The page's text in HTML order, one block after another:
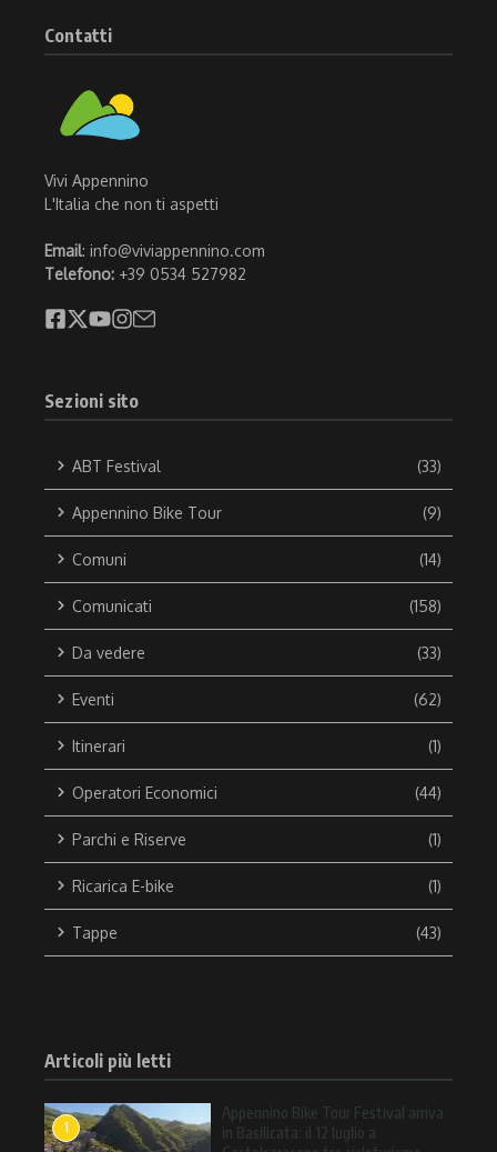
Contatti
Vivi Appennino
L'Italia che non ti aspetti
Email: info@viviappennino.com
Telefono: +39 0534 527982
Sezioni sito
ABT Festival (33)
Appennino Bike Tour (9)
Comuni (14)
Comunicati (158)
Da vedere (33)
Eventi (62)
Itinerari (1)
Operatori Economici (44)
Parchi e Riserve (1)
Ricarica E-bike (1)
Tappe (43)
Articoli più letti
1
Appennino Bike Tour Festival arriva
in Basilicata: il 12 luglio a